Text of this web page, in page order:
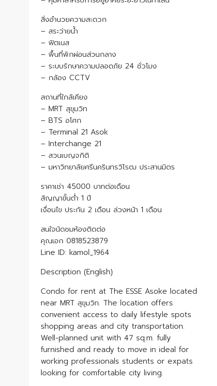
สิ่งอำนวยความสะดวก
– สระว่ายน้ำ
– ฟิตเนส
– พื้นที่พักผ่อนส่วนกลาง
– ระบบรักษาความปลอดภัย 24 ชั่วโมง
– กล้อง CCTV
สถานที่ใกล้เคียง
– MRT สุขุมวิท
– BTS อโศก
– Terminal 21 Asok
– Interchange 21
– สวนเบญจกิติ
– มหาวิทยาลัยศรีนครินทรวิโรฒ ประสานมิตร
ราคาเช่า 45000 บาทต่อเดือน
สัญญาขั้นต่ำ 1 ปี
เงื่อนไข ประกัน 2 เดือน ล่วงหน้า 1 เดือน
สนใจนัดชมห้องติดต่อ
คุณเอก 0818523879
Line ID: kamol_1964
Description (English)
Condo for rent at The ESSE Asoke located
near MRT สุขุมวิท. The location offers
convenient access to daily lifestyle spots
shopping areas and city transportation.
Well-planned unit with 47 sq.m. fully
furnished and ready to move in ideal for
working professionals students or expats
looking for comfortable city living.